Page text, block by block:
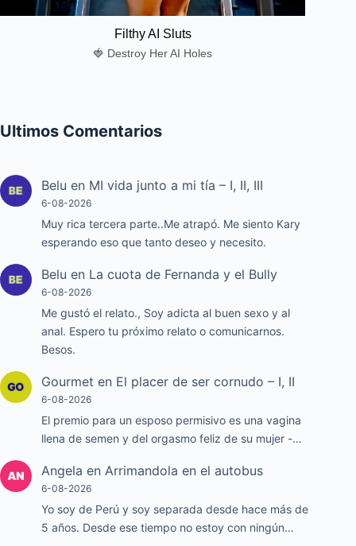
Filthy AI Sluts
🍓 Destroy Her AI Holes
Ultimos Comentarios
Belu en MI vida junto a mi tía – I, II, III
6-08-2026
Muy rica tercera parte..Me atrapó. Me siento Kary
esperando eso que tanto deseo y necesito.
Belu en La cuota de Fernanda y el Bully
6-08-2026
Me gustó el relato., Soy adicta al buen sexo y al
anal. Espero tu próximo relato o comunicarnos.
Besos.
Gourmet en El placer de ser cornudo – I, II
6-08-2026
El premio para un esposo permisivo es una vagina
llena de semen y del orgasmo feliz de su mujer -…
Angela en Arrimandola en el autobus
6-08-2026
Yo soy de Perú y soy separada desde hace más de
5 años. Desde ese tiempo no estoy con ningún…